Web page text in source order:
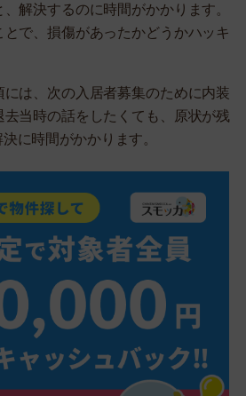
解決するのに時間がかかります。
で、損傷があったかどうかハッキ
は、次の入居者募集のために内装
当時の話をしたくても、原状が残
に時間がかかります。